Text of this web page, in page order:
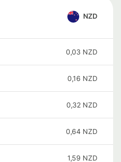
NZD
0,03 NZD
0,16 NZD
0,32 NZD
0,64 NZD
1,59 NZD